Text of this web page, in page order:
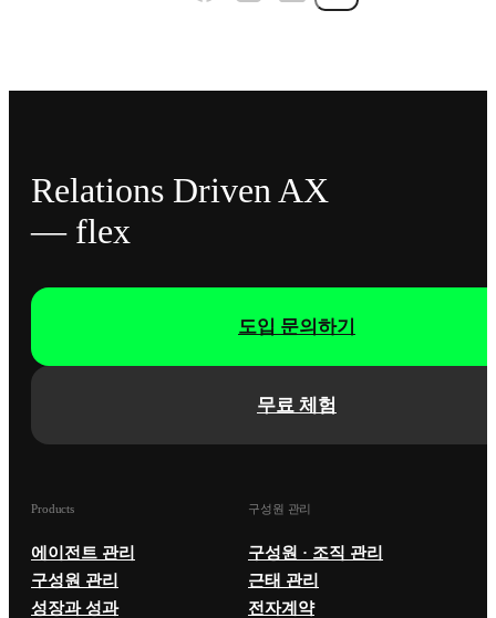
Relations Driven AX
— flex
무료 체험
도입 문의하기
Products
에이전트 관리
구성원 관리
성장과 성과
구성원 관리
구성원 · 조직 관리
근태 관리
전자계약